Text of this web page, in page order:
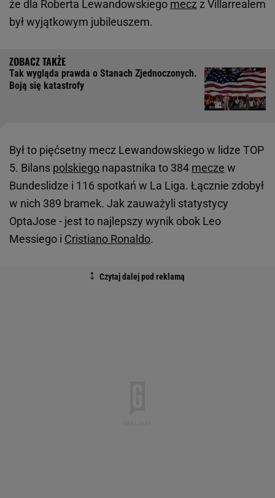
że dla Roberta Lewandowskiego mecz z Villarrealem
był wyjątkowym jubileuszem.
Tak wygląda prawda o Stanach Zjednoczonych.
Boją się katastrofy
Był to pięćsetny mecz Lewandowskiego w lidze TOP
5. Bilans polskiego napastnika to 384 mecze w
Bundeslidze i 116 spotkań w La Liga. Łącznie zdobył
w nich 389 bramek. Jak zauważyli statystycy
OptaJose - jest to najlepszy wynik obok Leo
Messiego i Cristiano Ronaldo.